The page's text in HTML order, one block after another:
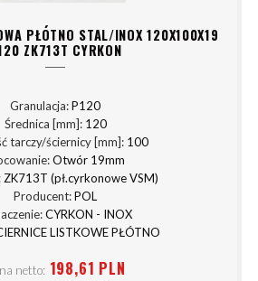
PŁÓTNO STAL/INOX 120X100X19
ZK713T CYRKON
Granulacja:P120
Średnica [mm]: 120
tarczy/ściernicy [mm]: 100
Otwór 19mm
ZK713T (pł.cyrkonowe VSM)
Producent:POL
CYRKON - INOX
LISTKOWE PŁÓTNO
netto: 198,61 PLN